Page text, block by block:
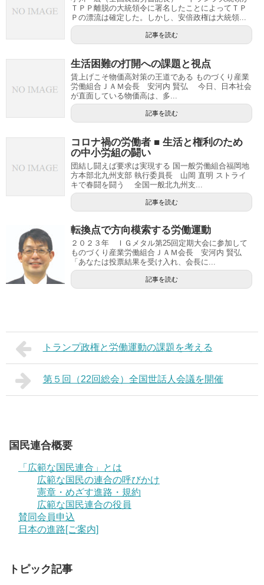
ＴＰＰ離脱の大統領令に署名したことによってＴＰ
Ｐの漂流は確定した。しかし、安倍政権は大統領...
記事を読む
生活困難の打開への課題と視点
賃上げこそ物価高対策の王道である ものづくり産業
労働組合ＪＡＭ会長 安河内 賢弘 今日、日本社会
が直面している物価高は、多...
記事を読む
コロナ禍の労働者 ■ 生活と権利のため
の中小労組の闘い
団結し闘えば要求は実現する 国一般労働組合福岡地
方本部北九州支部 執行委員長 山岡 直明 ストライ
キで春闘を闘う 全国一般北九州支...
記事を読む
転換点で方向模索する労働運動
２０２３年 ＩＧメタル第25回定期大会に参加して
ものづくり産業労働組合ＪＡＭ会長 安河内 賢弘
「あなたは投票結果を受け入れ、会長に...
記事を読む
トランプ政権と労働運動の課題を考える
第５回（22回総会）全国世話人会議を開催
国民連合概要
「広範な国民連合」とは
広範な国民の連合の呼びかけ
憲章・めざす進路・規約
広範な国民連合の役員
賛同会員申込
日本の進路[ご案内]
トピック記事